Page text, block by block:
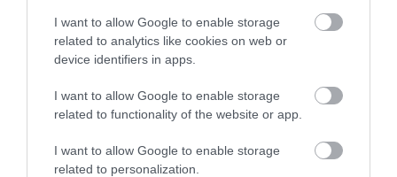
I want to allow Google to enable storage
related to analytics like cookies on web or
device identifiers in apps.
I want to allow Google to enable storage
related to functionality of the website or app.
I want to allow Google to enable storage
related to personalization.
Kép és a videó forrása: https://www.youtube.com/watch?